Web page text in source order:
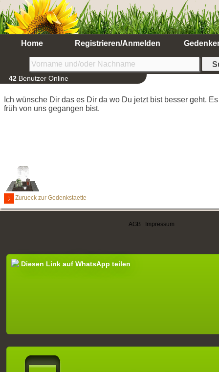
Home Registrieren/Anmelden
42 Benutzer Online
Ich wünsche Dir das es Dir da wo Du jetzt bist besser geht.
früh von uns gegangen bist.
Zurueck zur Gedenkstaette
AGB Impressum
Diesen Link auf WhatsApp teilen